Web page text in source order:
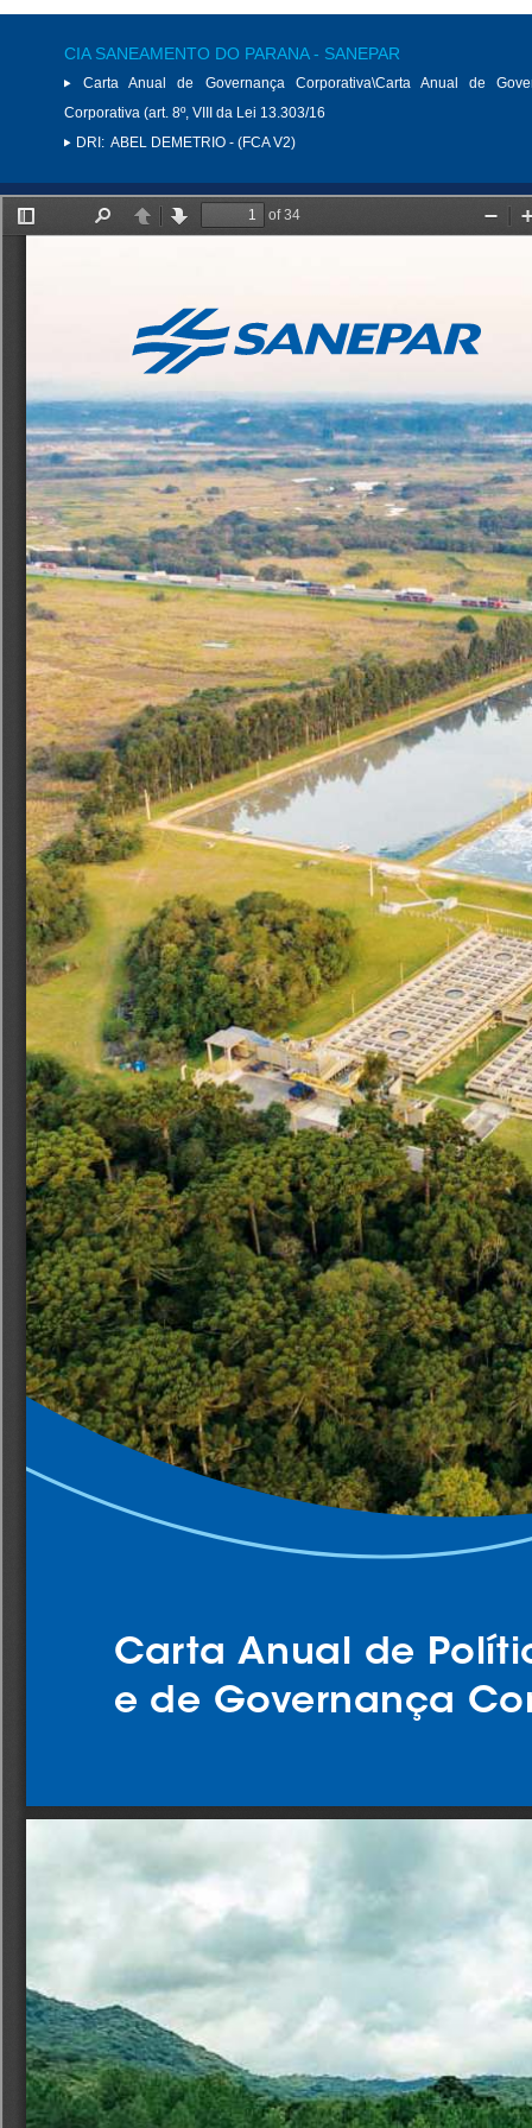
CIA SANEAMENTO DO PARANA - SANEPAR
Carta Anual de Governança Corporativa\Carta Anual de
Corporativa (art. 8º, VIII da Lei 13.303/16
DRI: ABEL DEMETRIO - (FCA V2)